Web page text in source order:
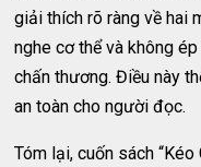
giải thích rõ ràng về hai
nghe cơ thể và không
chấn thương. Điều này
an toàn cho người đọc.
Tóm lại, cuốn sách